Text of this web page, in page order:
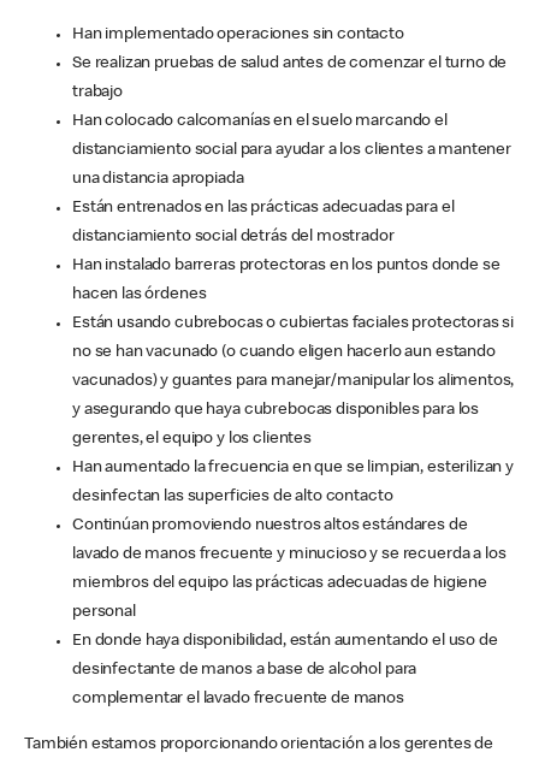
Han implementado operaciones sin contacto
Se realizan pruebas de salud antes de comenzar el turno de
trabajo
Han colocado calcomanías en el suelo marcando el
distanciamiento social para ayudar a los clientes a mantener
una distancia apropiada
Están entrenados en las prácticas adecuadas para el
distanciamiento social detrás del mostrador
Han instalado barreras protectoras en los puntos donde se
hacen las órdenes
Están usando cubrebocas o cubiertas faciales protectoras si
no se han vacunado (o cuando eligen hacerlo aun estando
vacunados) y guantes para manejar/manipular los alimentos,
y asegurando que haya cubrebocas disponibles para los
gerentes, el equipo y los clientes
Han aumentado la frecuencia en que se limpian, esterilizan y
desinfectan las superficies de alto contacto
Continúan promoviendo nuestros altos estándares de
lavado de manos frecuente y minucioso y se recuerda a los
miembros del equipo las prácticas adecuadas de higiene
personal
En donde haya disponibilidad, están aumentando el uso de
desinfectante de manos a base de alcohol para
complementar el lavado frecuente de manos
También estamos proporcionando orientación a los gerentes de